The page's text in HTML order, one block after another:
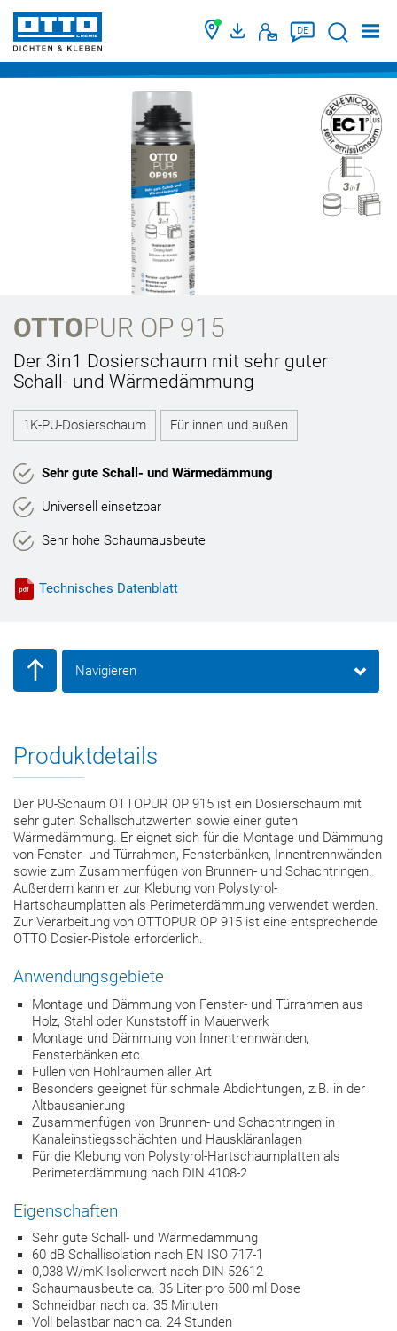
DE Suche
OTTOPUR OP 915
Der 3in1 Dosierschaum mit sehr guter
Schall- und Wärmedämmung
1K-PU-Dosierschaum Für innen und außen
Sehr gute Schall- und Wärmedämmung
Universell einsetzbar
Sehr hohe Schaumausbeute
Technisches Datenblatt
Navigieren
Produktdetails
Der PU-Schaum OTTOPUR OP 915 ist ein Dosierschaum mit
sehr guten Schallschutzwerten sowie einer guten
Wärmedämmung. Er eignet sich für die Montage und Dämmung
von Fenster- und Türrahmen, Fensterbänken, Innentrennwänden
sowie zum Zusammenfügen von Brunnen- und Schachtringen.
Außerdem kann er zur Klebung von Polystyrol-
Hartschaumplatten als Perimeterdämmung verwendet werden.
Zur Verarbeitung von OTTOPUR OP 915 ist eine entsprechende
OTTO Dosier-Pistole erforderlich.
Anwendungsgebiete
Montage und Dämmung von Fenster- und Türrahmen aus
Holz, Stahl oder Kunststoff in Mauerwerk
Montage und Dämmung von Innentrennwänden,
Fensterbänken etc.
Füllen von Hohlräumen aller Art
Besonders geeignet für schmale Abdichtungen, z.B. in der
Altbausanierung
Zusammenfügen von Brunnen- und Schachtringen in
Kanaleinstiegsschächten und Hauskläranlagen
Für die Klebung von Polystyrol-Hartschaumplatten als
Perimeterdämmung nach DIN 4108-2
Eigenschaften
Sehr gute Schall- und Wärmedämmung
60 dB Schallisolation nach EN ISO 717-1
0,038 W/mK Isolierwert nach DIN 52612
Schaumausbeute ca. 36 Liter pro 500 ml Dose
Schneidbar nach ca. 35 Minuten
Voll belastbar nach ca. 24 Stunden